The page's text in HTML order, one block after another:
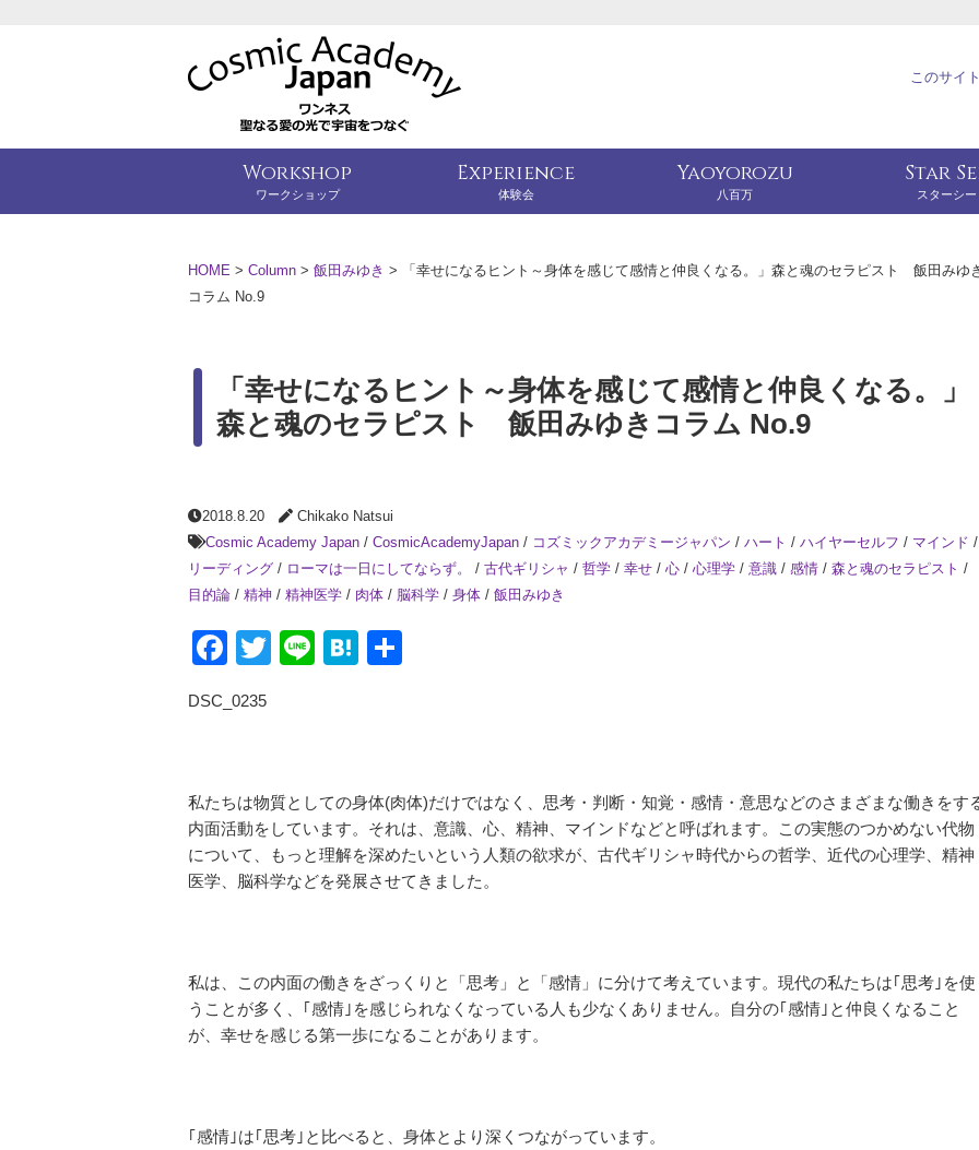
このサイ
Workshop
ワークショップ
Experience
体験会
Yaoyorozu
八百万
Star
スターシー
HOME > Column > 飯田みゆき >
「幸せになるヒント～身体を感じて感情と仲良くなる。」森と魂のセラピスト 飯田みゆ
コラム No.9
「幸せになるヒント～身体を感じて感情と仲良くなる。」
森と魂のセラピスト 飯田みゆきコラム No.9
2018.8.20
Chikako Natsui
Cosmic Academy Japan / CosmicAcademyJapan / コズミックアカデミージャパン / ハート / ハイヤーセルフ / マインド /
リーディング / ローマは一日にしてならず。 / 古代ギリシャ / 哲学 / 幸せ / 心 / 心理学 / 意識 / 感情 / 森と魂のセラピスト /
目的論 / 精神 / 精神医学 / 肉体 / 脳科学 / 身体 / 飯田みゆき
Facebook
Twitter
LineHatena
DSC_0235
私たちは物質としての身体(肉体)だけではなく、思考・判断・知覚・感情・意思などのさまざま な働きをす
内面活動をしています。それは、意識、心、精神、マインドなどと呼ばれます。この実態のつかめない代物
について、もっと理解を深めたいという人類の欲求が、古代ギリシャ時代からの哲学、近代の心理学、精神
医学、脳科学などを発展させてきました。
私は、この内面の働きをざっくりと「思考」と「感情」に分けて考えています。現代の私たちは｢思考｣を使
うことが多く、｢感情｣を感じられなくなっている人も少なくありません。自分の｢感情｣と仲良くなること
が、幸せを感じる第一歩になることがあります。
｢感情｣は｢思考｣と比べると、身体とより深くつながっています。